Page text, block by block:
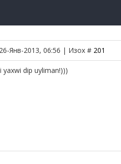
Янв-2013, 06:56 | Изох # 201
dip uyliman!)))